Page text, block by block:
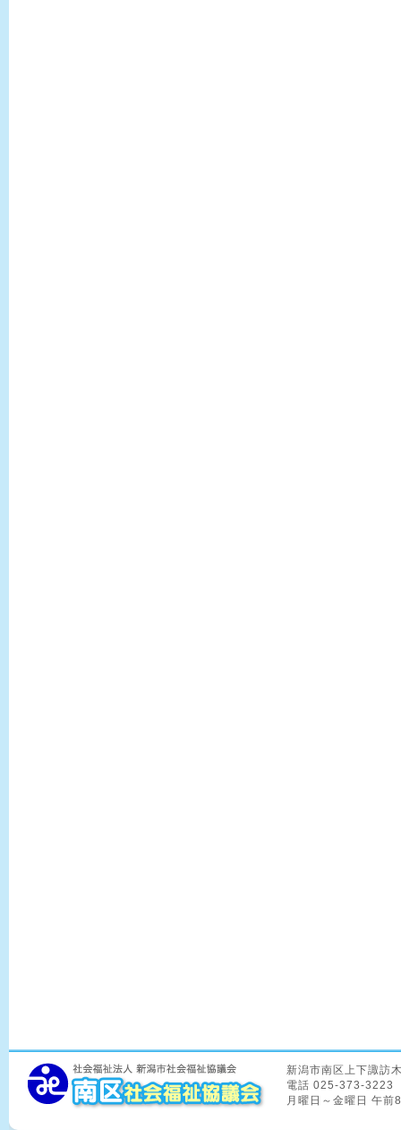
新潟市南区上下諏訪
電話 025-373-3223
月曜日～金曜日 午